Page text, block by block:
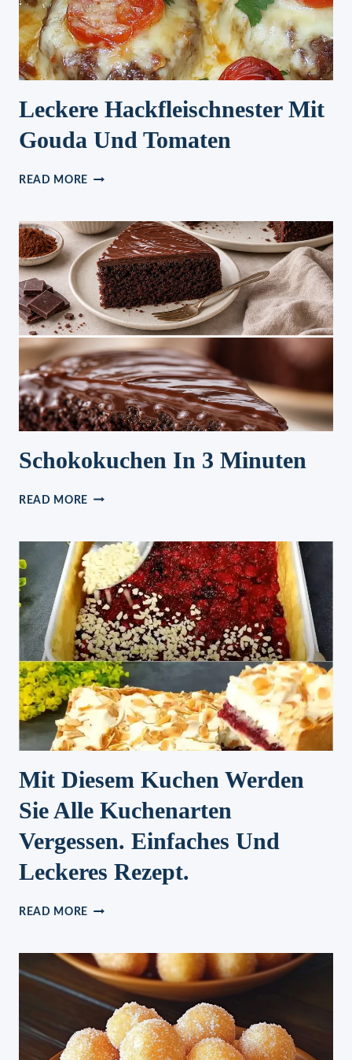
Leckere Hackfleischnester Mit
Gouda Und Tomaten
READ MORE LECKERE
GOUDA
UND
TOMATEN
Schokokuchen In 3 Minuten
READ MORE SCHOKOKUCHEN
MINUTEN
Mit Diesem Kuchen Werden
Sie Alle Kuchenarten
Vergessen. Einfaches Und
Leckeres Rezept.
READ MORE MIT
WERDEN
SIE
ALLE
KUCHENARTEN
VERGESSEN.
EINFACHES
UND